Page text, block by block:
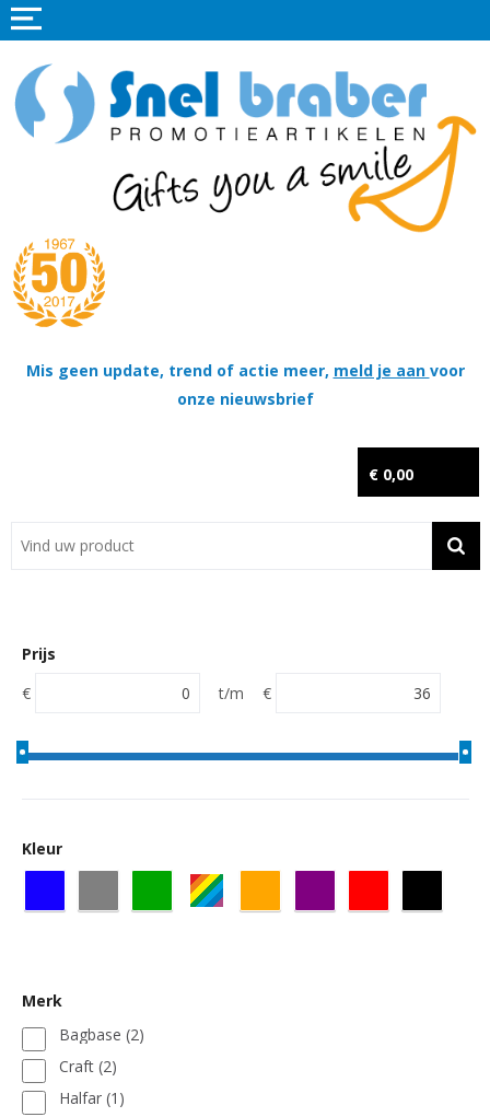
Mis geen update, trend of actie meer, meld je aan voor
onze nieuwsbrief
€ 0,00
Home
Promotieartikelen
Tassen
Thema's
Contact
Prijs
€
t/m €
Kleur
Merk
Bagbase (2)
Craft (2)
Halfar (1)